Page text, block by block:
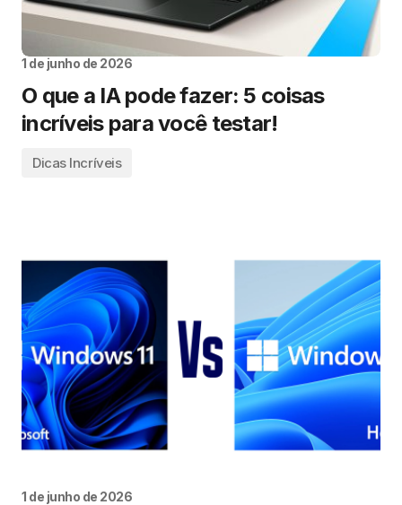
1 de junho de 2026
O que a IA pode fazer: 5 coisas
incríveis para você testar!
Dicas Incríveis
1 de junho de 2026